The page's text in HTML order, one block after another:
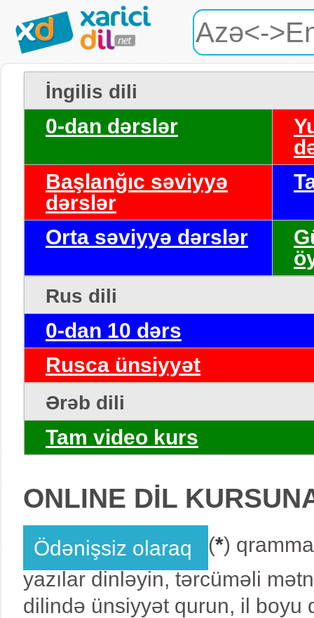
İngilis dili
0-dan dərslər
Başlanğıc səviyyə
dərslər
Orta səviyyə dərslər
Rus dili
0-dan 10 dərs
Rusca ünsiyyət
Ərəb dili
Tam video kurs
ONLINE DİL
Ödənişsiz olaraq (*)
yazılar dinləyin, tərcüməli
dilində ünsiyyət qurun, il boyu